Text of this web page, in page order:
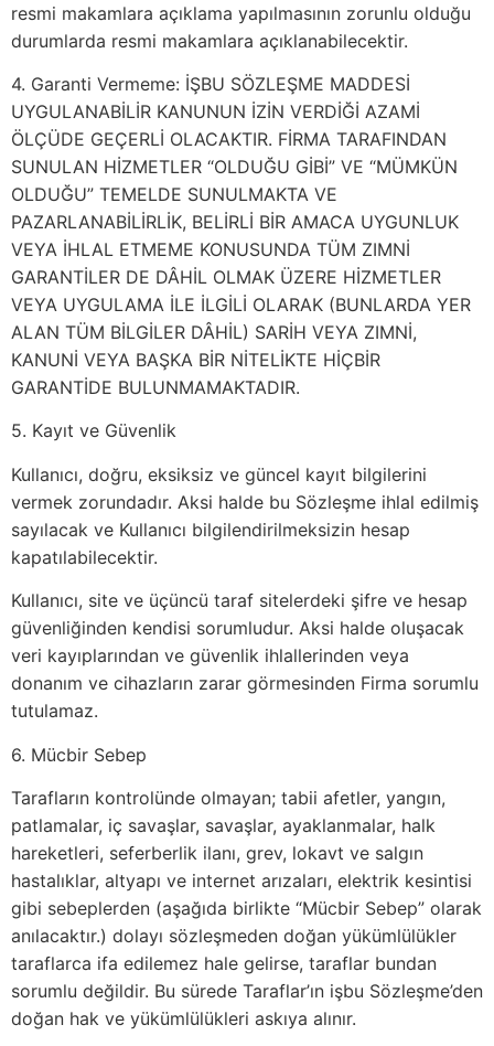
resmi makamlara açıklama yapılmasının zorunlu olduğu
durumlarda resmi makamlara açıklanabilecektir.
4. Garanti Vermeme: İŞBU SÖZLEŞME MADDESİ
UYGULANABİLİR KANUNUN İZİN VERDİĞİ AZAMİ
ÖLÇÜDE GEÇERLİ OLACAKTIR. FİRMA TARAFINDAN
SUNULAN HİZMETLER “OLDUĞU GİBİ” VE “MÜMKÜN
OLDUĞU” TEMELDE SUNULMAKTA VE
PAZARLANABİLİRLİK, BELİRLİ BİR AMACA UYGUNLUK
VEYA İHLAL ETMEME KONUSUNDA TÜM ZIMNİ
GARANTİLER DE DÂHİL OLMAK ÜZERE HİZMETLER
VEYA UYGULAMA İLE İLGİLİ OLARAK (BUNLARDA YER
ALAN TÜM BİLGİLER DÂHİL) SARİH VEYA ZIMNİ,
KANUNİ VEYA BAŞKA BİR NİTELİKTE HİÇBİR
GARANTİDE BULUNMAMAKTADIR.
5. Kayıt ve Güvenlik
Kullanıcı, doğru, eksiksiz ve güncel kayıt bilgilerini
vermek zorundadır. Aksi halde bu Sözleşme ihlal edilmiş
sayılacak ve Kullanıcı bilgilendirilmeksizin hesap
kapatılabilecektir.
Kullanıcı, site ve üçüncü taraf sitelerdeki şifre ve hesap
güvenliğinden kendisi sorumludur. Aksi halde oluşacak
veri kayıplarından ve güvenlik ihlallerinden veya
donanım ve cihazların zarar görmesinden Firma sorumlu
tutulamaz.
6. Mücbir Sebep
Tarafların kontrolünde olmayan; tabii afetler, yangın,
patlamalar, iç savaşlar, savaşlar, ayaklanmalar, halk
hareketleri, seferberlik ilanı, grev, lokavt ve salgın
hastalıklar, altyapı ve internet arızaları, elektrik kesintisi
gibi sebeplerden (aşağıda birlikte “Mücbir Sebep” olarak
anılacaktır.) dolayı sözleşmeden doğan yükümlülükler
taraflarca ifa edilemez hale gelirse, taraflar bundan
sorumlu değildir. Bu sürede Taraflar’ın işbu Sözleşme’den
doğan hak ve yükümlülükleri askıya alınır.